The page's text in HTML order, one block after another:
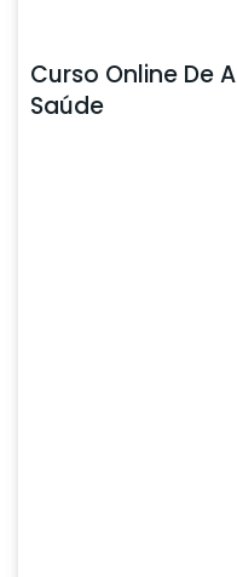
Curso Online De
Saúde